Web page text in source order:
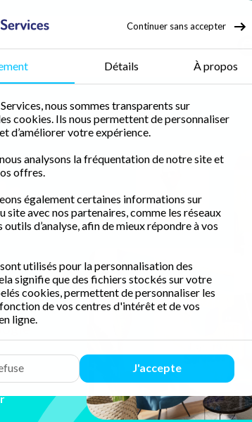
Continuer sans accepter
Détails À propos
nous sommes transparents sur
cookies. Ils nous permettent de personnaliser
d’améliorer votre expérience.
analysons la fréquentation de notre site et
offres.
également certaines informations sur
site avec nos partenaires, comme les réseaux
outils d’analyse, afin de mieux répondre à vos
utilisés pour la personnalisation des
signifie que des fichiers stockés sur votre
cookies, permettent de personnaliser les
de vos centres d'intérêt et de vos
ligne.
J'accepte